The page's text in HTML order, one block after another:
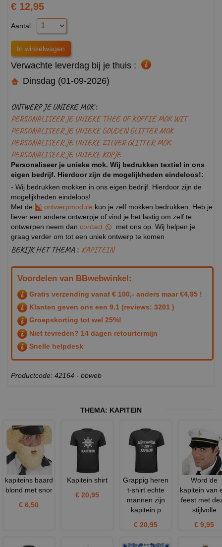
€ 12,95
Aantal :
Verwachte leverdag bij je thuis :
Dinsdag (01-09-2026)
ONTWERP JE UNIEKE MOK :
PERSONALISEER JE UNIEKE THEE OF KOFFIE MOK WIT
PERSONALISEER JE UNIEKE GOUDEN GLITTER MOK
PERSONALISEER JE UNIEKE ZILVER GLITTER MOK
PERSONALISEER JE UNIEKE KOPJE
Personaliseer je unieke mok. Wij bedrukken textiel in ons
eigen bedrijf. Hierdoor zijn de mogelijkheden eindeloos!:
- Wij bedrukken mokken in ons eigen bedrijf. Hierdoor zijn de
mogelijkheden eindeloos!
Met de
ontwerpmodule kun je zelf mokken bedrukken. Heb je
liever een andere ontwerpje of vind je het lastig om zelf te
ontwerpen neem dan contact
met ons op. Wij helpen je
graag verder om tot een uniek ontwerp te komen
BEKIJK HET THEMA : KAPITEIN
Voordelen van BBwebwinkel:
Gratis verzending vanaf € 100,- anders maar €4,95 !
Klanten geven ons een 9.1 (reviews: 3201 )
Groepskorting tot wel 25%!
Niet tevreden? 14 dagen retourtermijn
Snelle helpdesk
Productcode: 42164 - bbweb
THEMA: KAPITEIN
kapiteins baard
blond met snor
€ 6,50
Kapitein shirt
€ 20,95
Grappig heren
t-shirt echte
mannen zijn
kapitein p
€ 20,95
Word de
kapitein van
feest met
stijlvolle
€ 9,95